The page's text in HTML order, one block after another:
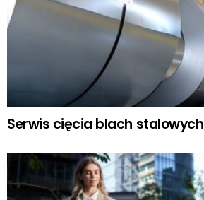
Serwis cięcia blach stalowych